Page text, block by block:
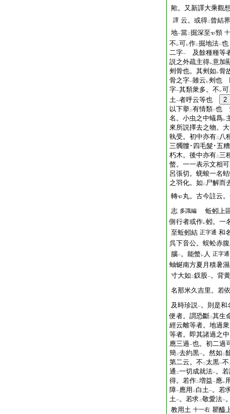
歟。又新譯大乘觀
譯 云。或得二 曾結
地一當二掘深至 頸
不 レ可レ作二掘地法一
二字一
及餘種種等
説之外疏主得レ意加
㓨骨也。其㓨如 レ骨
骨之字一雖云 レ㓨也
字一其類衆多。不 レ可
土一者呼云等也
2
以下擧二有情類一也
名。小虫之中蟻爲レ
來所説擇去之物。
執受。初中亦有二 八
三髑髏･四毛髮･五
朽木。後中亦有二三
螫。一一表示文相可
呂張切。蜣蜋一名
之羽化。如 二 尸解而
轉
丸。古今註云
志 多識編
蚯蚓上
側行者或作レ蚓。一
至蚯蚓結 正字通 和
呉下音公。蜈蚣赤
腦一。能螫レ 人 正字通
蚰蜒南方夏月積暑
寸大如 二釵股一。背
名那米久吉里。若
及時珍説一。則是和
便者。謂恐斷二其生
經云離等者。地過
等者。即其諸過之
應三過一也。初二過
簡二去約黒一。然如 二
第二云。不 二太黒一不
通 二一切成就法一。
得。若作二増益一應レ
障一應用 二 白土一。若
土一。若求 二敬愛法一
教用土 十一右 瞿醯